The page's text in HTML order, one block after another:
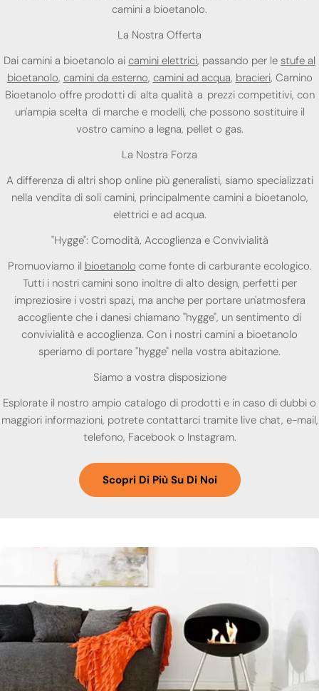
camini a bioetanolo.
La Nostra Offerta
Dai camini a bioetanolo ai camini elettrici, passando per le stufe al
bioetanolo, camini da esterno, camini ad acqua, bracieri, Camino
Bioetanolo offre prodotti di alta qualità a prezzi competitivi, con
un'ampia scelta di marche e modelli, che possono sostituire il
vostro camino a legna, pellet o gas.
La Nostra Forza
A differenza di altri shop online più generalisti, siamo specializzati
nella vendita di soli camini, principalmente camini a bioetanolo,
elettrici e ad acqua.
"Hygge": Comodità, Accoglienza e Convivialità
Promuoviamo il bioetanolo come fonte di carburante ecologico.
Tutti i nostri camini sono inoltre di alto design, perfetti per
impreziosire i vostri spazi, ma anche per portare un'atmosfera
accogliente che i danesi chiamano "hygge", un sentimento di
convivialità e accoglienza. Con i nostri camini a bioetanolo
speriamo di portare "hygge" nella vostra abitazione.
Siamo a vostra disposizione
Esplorate il nostro ampio catalogo di prodotti e in caso di dubbi o
maggiori informazioni, potrete contattarci tramite live chat, e-mail,
telefono, Facebook o Instagram.
Scopri Di Più Su Di Noi